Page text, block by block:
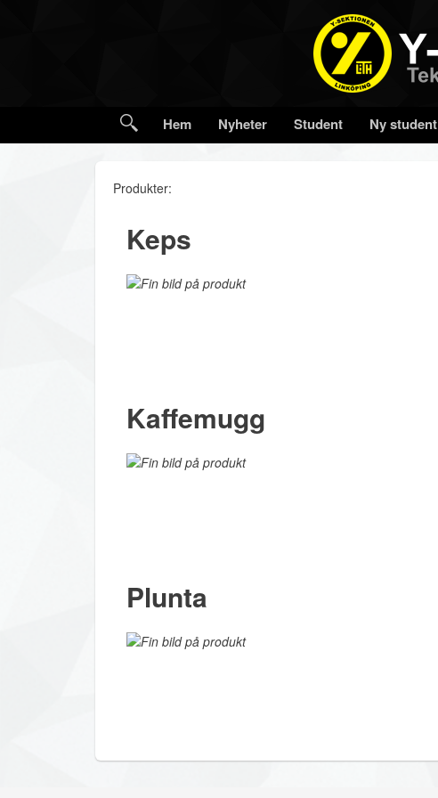
Hem Nyheter Student Ny student
Produkter:
Keps
Kaffemugg
Plunta